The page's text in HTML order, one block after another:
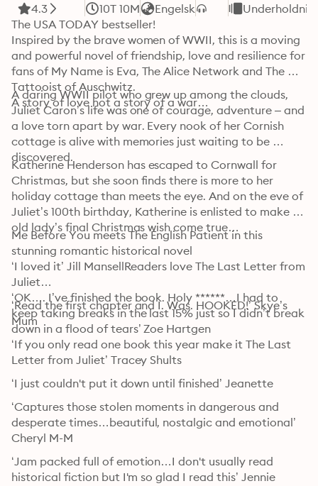
4.3 10T 10M Engelsk
The USA TODAY bestseller!
Inspired by the brave women of WWII, this is a moving
and powerful novel of friendship, love and resilience for
fans of My Name is Eva, The Alice Network and The
Tattooist of Auschwitz.
A story of love not a story of a war…
A daring WWII pilot who grew up among the clouds,
Juliet Caron’s life was one of courage, adventure – and
a love torn apart by war. Every nook of her Cornish
cottage is alive with memories just waiting to be
discovered.
Katherine Henderson has escaped to Cornwall for
Christmas, but she soon finds there is more to her
holiday cottage than meets the eye. And on the eve of
Juliet’s 100th birthday, Katherine is enlisted to make an
old lady’s final Christmas wish come true…
Me Before You meets The English Patient in this
stunning romantic historical novel
‘I loved it’ Jill MansellReaders love The Last Letter from
Juliet
‘OK…. I’ve finished the book. Holy ******…I had to
keep taking breaks in the last 15% just so I didn’t break
down in a flood of tears’ Zoe Hartgen
‘Read the first chapter and I. Was. HOOKED!’ Skye’s
Mum
‘If you only read one book this year make it The Last
Letter from Juliet’ Tracey Shults
‘I just couldn't put it down until finished’ Jeanette
‘Captures those stolen moments in dangerous and
desperate times…beautiful, nostalgic and emotional’
Cheryl M-M
‘Jam packed full of emotion…I don't usually read
historical fiction but I'm so glad I read this’ Jennie